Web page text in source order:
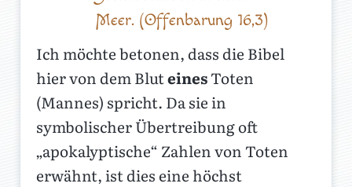
Meer. (Offenbarung 16,3)
Ich möchte betonen, dass die Bibel
hier von dem BluteinesToten
(Mannes) spricht. Da sie in
symbolischer Übertreibung oft
„apokalyptische“ Zahlen von Toten
erwähnt, ist dies eine höchst